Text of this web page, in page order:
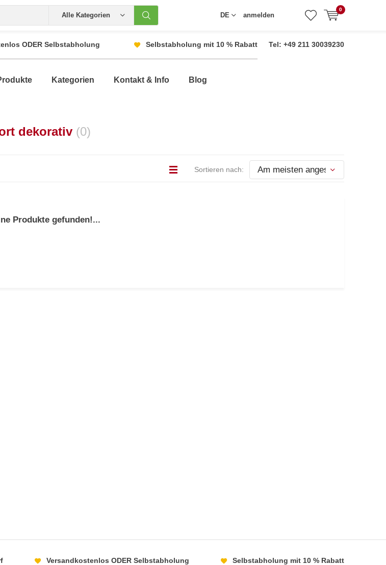
Alle Kategorien DE anmelden
0
ODER Selbstabholung Selbstabholung mit 10 % Rabatt Tel: +49 211 30039230
Kategorien Kontakt & Info Blog
dekorativ (0)
Sortieren nach:
Produkte gefunden!...
Versandkostenlos ODER Selbstabholung Selbstabholung mit 10 % Rabatt